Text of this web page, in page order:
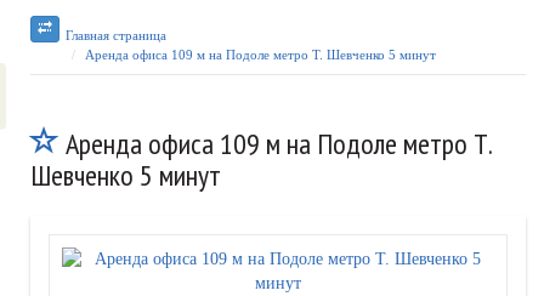
Главная страница
Аренда офиса 109 м на Подоле метро Т. Шевченко 5 минут
Аренда офиса 109 м на Подоле метро Т.
Шевченко 5 минут